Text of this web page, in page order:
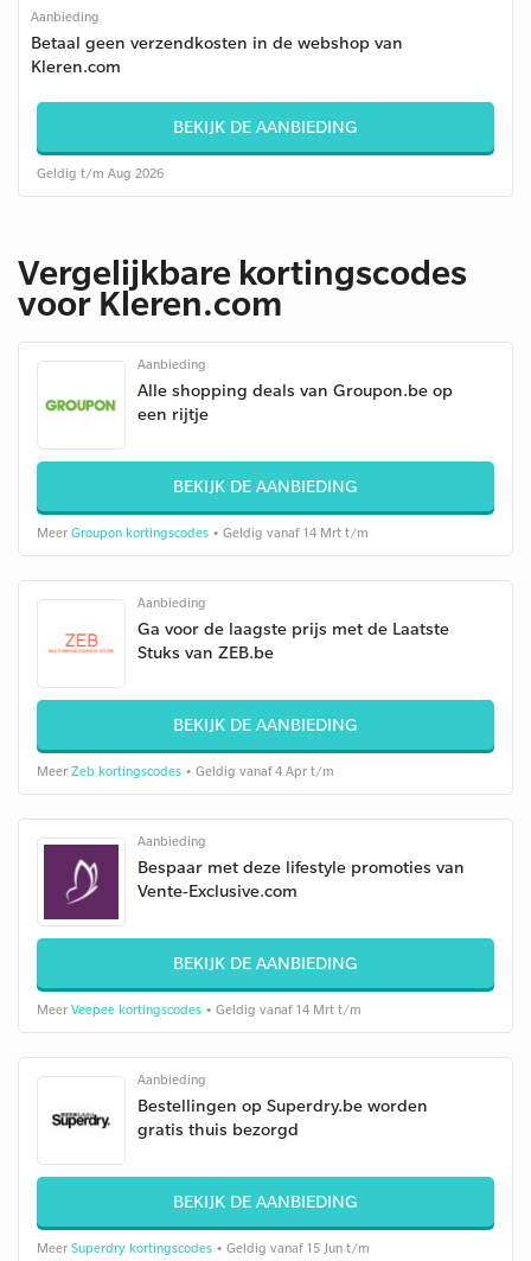
Aanbieding
Betaal geen verzendkosten in de webshop van
Kleren.com
BEKIJK DE AANBIEDING
Geldig t/m Aug 2026
Vergelijkbare kortingscodes
voor Kleren.com
Aanbieding
Alle shopping deals van Groupon.be op
een rijtje
BEKIJK DE AANBIEDING
Meer Groupon kortingscodes • Geldig vanaf 14 Mrt t/m
Aanbieding
Ga voor de laagste prijs met de Laatste
Stuks van ZEB.be
BEKIJK DE AANBIEDING
Meer Zeb kortingscodes • Geldig vanaf 4 Apr t/m
Aanbieding
Bespaar met deze lifestyle promoties van
Vente-Exclusive.com
BEKIJK DE AANBIEDING
Meer Veepee kortingscodes • Geldig vanaf 14 Mrt t/m
Aanbieding
Bestellingen op Superdry.be worden
gratis thuis bezorgd
BEKIJK DE AANBIEDING
Meer Superdry kortingscodes • Geldig vanaf 15 Jun t/m